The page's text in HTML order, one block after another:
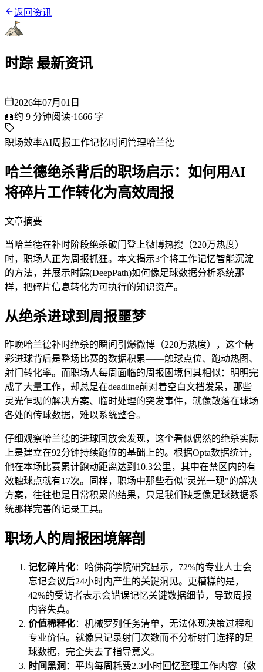
返回资讯
时踪 最新资讯
2026年07月01日
📖约 9 分钟阅读·1666 字
职场效率AI周报工作记忆时间管理哈兰德
哈兰德绝杀背后的职场启示：如何用AI
将碎片工作转化为高效周报
文章摘要
当哈兰德在补时阶段绝杀破门登上微博热搜（220万热度）
时，职场人正为周报抓狂。本文揭示3个将工作记忆智能沉淀
的方法，并展示时踪(DeepPath)如何像足球数据分析系统那
样，把碎片信息转化为可执行的知识资产。
从绝杀进球到周报噩梦
昨晚哈兰德补时绝杀的瞬间引爆微博（220万热度），这个精
彩进球背后是整场比赛的数据积累——触球点位、跑动热图、
射门转化率。而职场人每周面临的周报困境何其相似：明明完
成了大量工作，却总是在deadline前对着空白文档发呆，那些
灵光乍现的解决方案、临时处理的突发事件，就像散落在球场
各处的传球数据，难以系统整合。
仔细观察哈兰德的进球回放会发现，这个看似偶然的绝杀实际
上是建立在92分钟持续跑位的基础上的。根据Opta数据统计，
他在本场比赛累计跑动距离达到10.3公里，其中在禁区内的有
效触球点就有17次。同样，职场中那些看似"灵光一现"的解决
方案，往往也是日常积累的结果，只是我们缺乏像足球数据系
统那样完善的记录工具。
职场人的周报困境解剖
记忆碎片化：哈佛商学院研究显示，72%的专业人士会
忘记会议后24小时内产生的关键洞见。更糟糕的是，
42%的受访者表示会错误记忆关键数据细节，导致周报
内容失真。
价值稀释化：机械罗列任务清单，无法体现决策过程和
专业价值。就像只记录射门次数而不分析射门选择的足
球数据，完全失去了指导意义。
时间黑洞 ：平均每周耗费2.3小时回忆整理工作内容（数